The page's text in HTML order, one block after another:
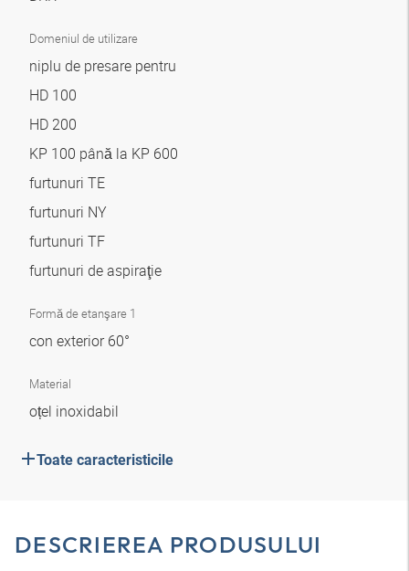
Domeniul de utilizare
niplu de presare pentru
HD 100
HD 200
KP 100 până la KP 600
furtunuri TE
furtunuri NY
furtunuri TF
furtunuri de aspiraţie
Formă de etanşare 1
con exterior 60°
Material
oțel inoxidabil
Toate caracteristicile
DESCRIEREA PRODUSULUI